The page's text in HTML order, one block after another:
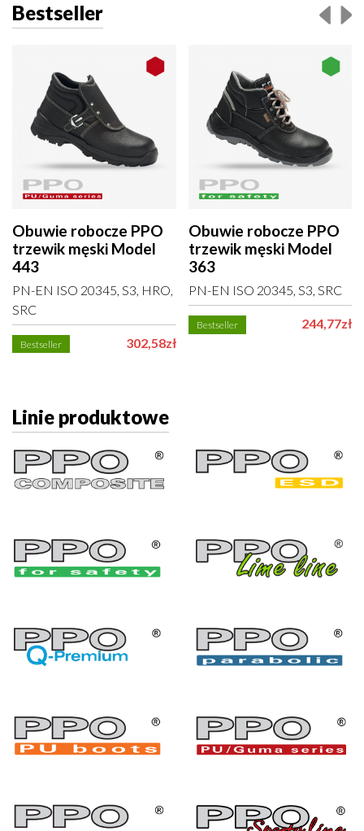
Bestseller
Obuwie robocze PPO
trzewik męski Model
443
PN-EN ISO 20345, S3, HRO,
SRC
Bestseller 302,58zł
Obuwie robocze PPO
trzewik męski Model
363
PN-EN ISO 20345, S3, SRC
Bestseller 244,77zł
Linie produktowe